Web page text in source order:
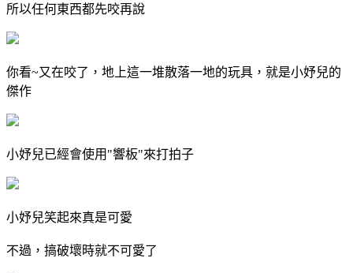
所以任何東西都先咬再說
你看~又在咬了，地上這一堆散落一地的玩具，就是小妤兒的
傑作
小妤兒已經會使用"響板"來打拍子
小妤兒笑起來真是可愛
不過，搞破壞時就不可愛了